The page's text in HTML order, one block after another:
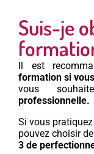
Suis-je
Il est
formation si
vous
professionnelle.
Si vous
pouvez choisir de
3 de